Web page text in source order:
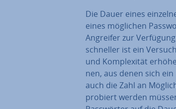
Die Dauer eines
eines möglichen
Angreifer zur
schneller ist ein
und Kom­ple­xi­tät
nen, aus denen sich
auch die Zahl an
pro­biert werden